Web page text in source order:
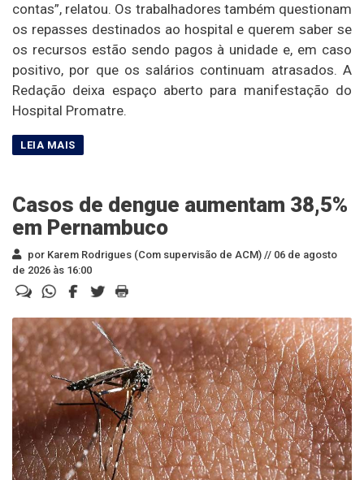
contas”, relatou. Os trabalhadores também questionam
os repasses destinados ao hospital e querem saber se
os recursos estão sendo pagos à unidade e, em caso
positivo, por que os salários continuam atrasados. A
Redação deixa espaço aberto para manifestação do
Hospital Promatre.
Casos de dengue aumentam 38,5%
em Pernambuco
por Karem Rodrigues (Com supervisão de ACM) // 06 de agosto
de 2026 às 16:00